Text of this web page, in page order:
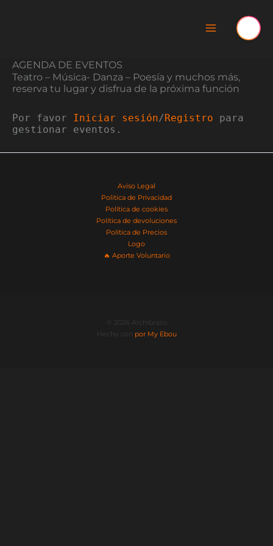
AGENDA DE EVENTOS
Teatro – Música- Danza – Poesía y muchos más,
reserva tu lugar y disfrua de la próxima función
Por favor Iniciar sesión/Registro para
gestionar eventos.
Aviso Legal
Politica de Privacidad
Política de cookies
Política de devoluciones
Política de Precios
Logo
🔥​ Aporte Voluntario
© 2026 Archibrazo
Hecho con
por My Ebou